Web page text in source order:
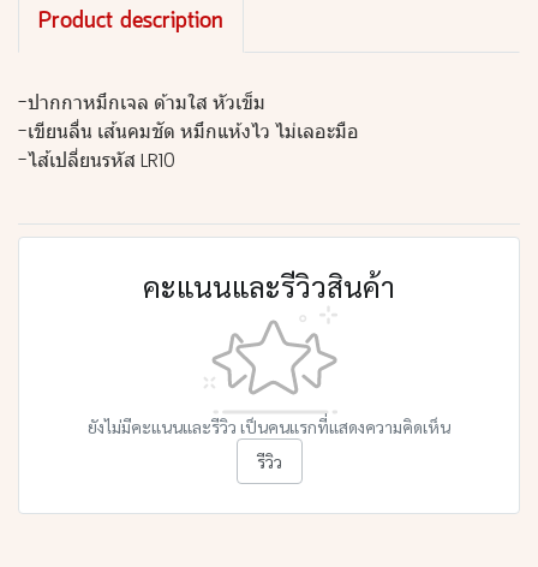
Product description
-ปากกาหมึกเจล ด้ามใส หัวเข็ม
-เขียนลื่น เส้นคมชัด หมึกแห้งไว ไม่เลอะมือ
-ไส้เปลี่ยนรหัส LR10
คะแนนและรีวิวสินค้า
ยังไม่มีคะแนนและรีวิว เป็นคนแรกที่แสดงความคิดเห็น
รีวิว